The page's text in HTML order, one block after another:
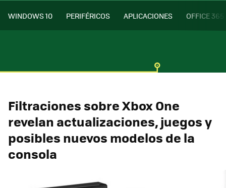
WINDOWS 10 PERIFÉRICOS APLICACIONES OFFICE 365
Filtraciones sobre Xbox One
revelan actualizaciones, juegos y
posibles nuevos modelos de la
consola